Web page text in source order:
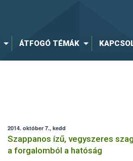
ÁTFOGÓ TÉMÁK
2014. október 7., kedd
Szappanos ízű, vegyszeres
a forgalomból a hatóság